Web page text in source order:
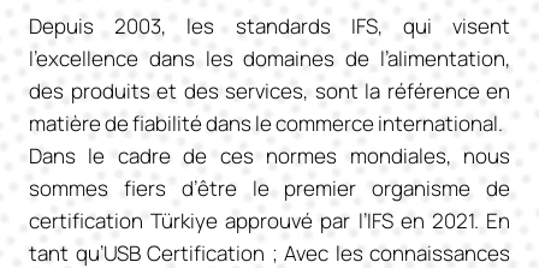
Depuis 2003, les standards IFS, qui visent
l’excellence dans les domaines de l’alimentation,
des produits et des services, sont la référence en
matière de fiabilité dans le commerce international.
Dans le cadre de ces normes mondiales, nous
sommes fiers d’être le premier organisme de
certification Türkiye approuvé par l’IFS en 2021. En
tant qu’USB Certification ; Avec les connaissances